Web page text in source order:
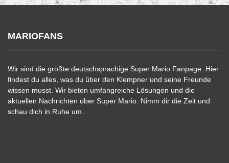
MARIOFANS
Wir sind die größte deutschsprachige Super Mario Fanpage. Hier
findest du alles, was du über den Klempner und seine Freunde
wissen musst. Wir bieten umfangreiche Lösungen und die
aktuellen Nachrichten über Super Mario. Nimm dir die Zeit und
schau dich in Ruhe um.